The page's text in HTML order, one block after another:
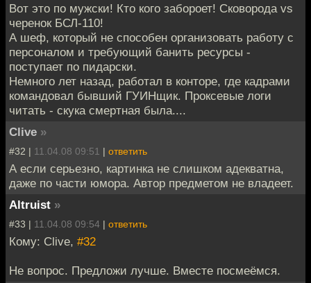
Вот это по мужски! Кто кого забороет! Сковорода vs
черенок БСЛ-110!
А шеф, который не способен организовать работу с
персоналом и требующий банить ресурсы -
поступает по пидарски.
Немного лет назад, работал в конторе, где кадрами
командовал бывший ГУИНщик. Проксевые логи
читать - скука смертная была....
Clive »
#32 | 11.04.08 09:51 | ответить
А если серьезно, картинка не слишком адекватна,
даже по части юмора. Автор предметом не владеет.
Altruist »
#33 | 11.04.08 09:54 | ответить
Кому: Clive, #32
Не вопрос. Предложи лучше. Вместе посмеёмся.